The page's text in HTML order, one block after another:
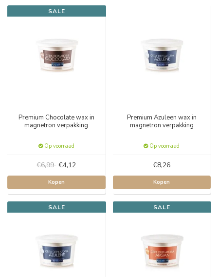
SALE
Premium Chocolate wax in
magnetron verpakking
Op voorraad
€6,99 €4,12
Kopen
Premium Azuleen wax in
magnetron verpakking
Op voorraad
€8,26
Kopen
SALE SALE